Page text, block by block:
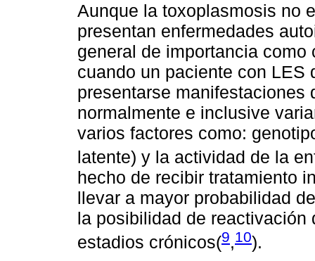
Aunque la toxoplasmosis no
presentan enfermedades
general de importancia
cuando un paciente con LES
presentarse manifestaciones
normalmente e inclusive
varios factores como:
latente) y la actividad de la
hecho de recibir tratamiento
llevar a mayor probabilidad
la posibilidad de
estadios crónicos(9,10).